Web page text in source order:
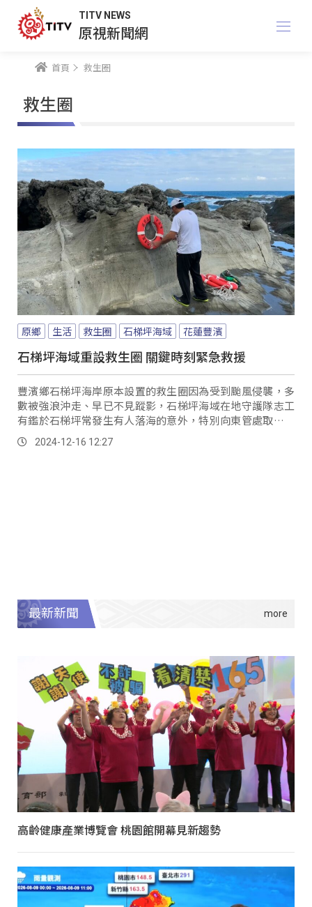
TITV NEWS
原視新聞網
首頁 救生圈
救生圈
原鄉 生活 救生圈 石梯坪海域 花蓮豐濱
石梯坪海域重設救生圈 關鍵時刻緊急救援
豐濱鄉石梯坪海岸原本設置的救生圈因為受到颱風侵襲，多
數被強浪沖走、早已不見蹤影，石梯坪海域在地守護隊志工
有鑑於石梯坪常發生有人落海的意外，特別向東管處取得救
生圈後，重新掛置在溺水意外的高風險地區。
2024-12-16 12:27
最新新聞
高齡健康產業博覽會 桃園館開幕見新趨勢